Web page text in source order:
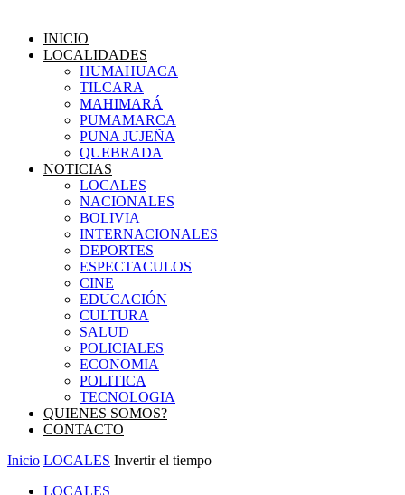
INICIO
LOCALIDADES
HUMAHUACA
TILCARA
MAHIMARÁ
PUMAMARCA
PUNA JUJEÑA
QUEBRADA
NOTICIAS
LOCALES
NACIONALES
BOLIVIA
INTERNACIONALES
DEPORTES
ESPECTACULOS
CINE
EDUCACIÓN
CULTURA
SALUD
POLICIALES
ECONOMIA
POLITICA
TECNOLOGIA
QUIENES SOMOS?
CONTACTO
Inicio LOCALES Invertir el tiempo
LOCALES